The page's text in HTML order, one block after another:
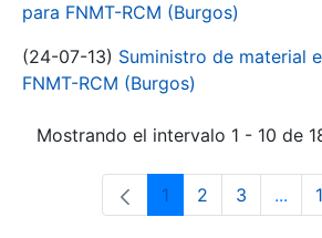
para FNMT-RCM (Burgos)
(24-07-13) Suministro de material
FNMT-RCM (Burgos)
Mostrando el intervalo 1 - 10 de
Página
1 Página
2 Página
3 ...